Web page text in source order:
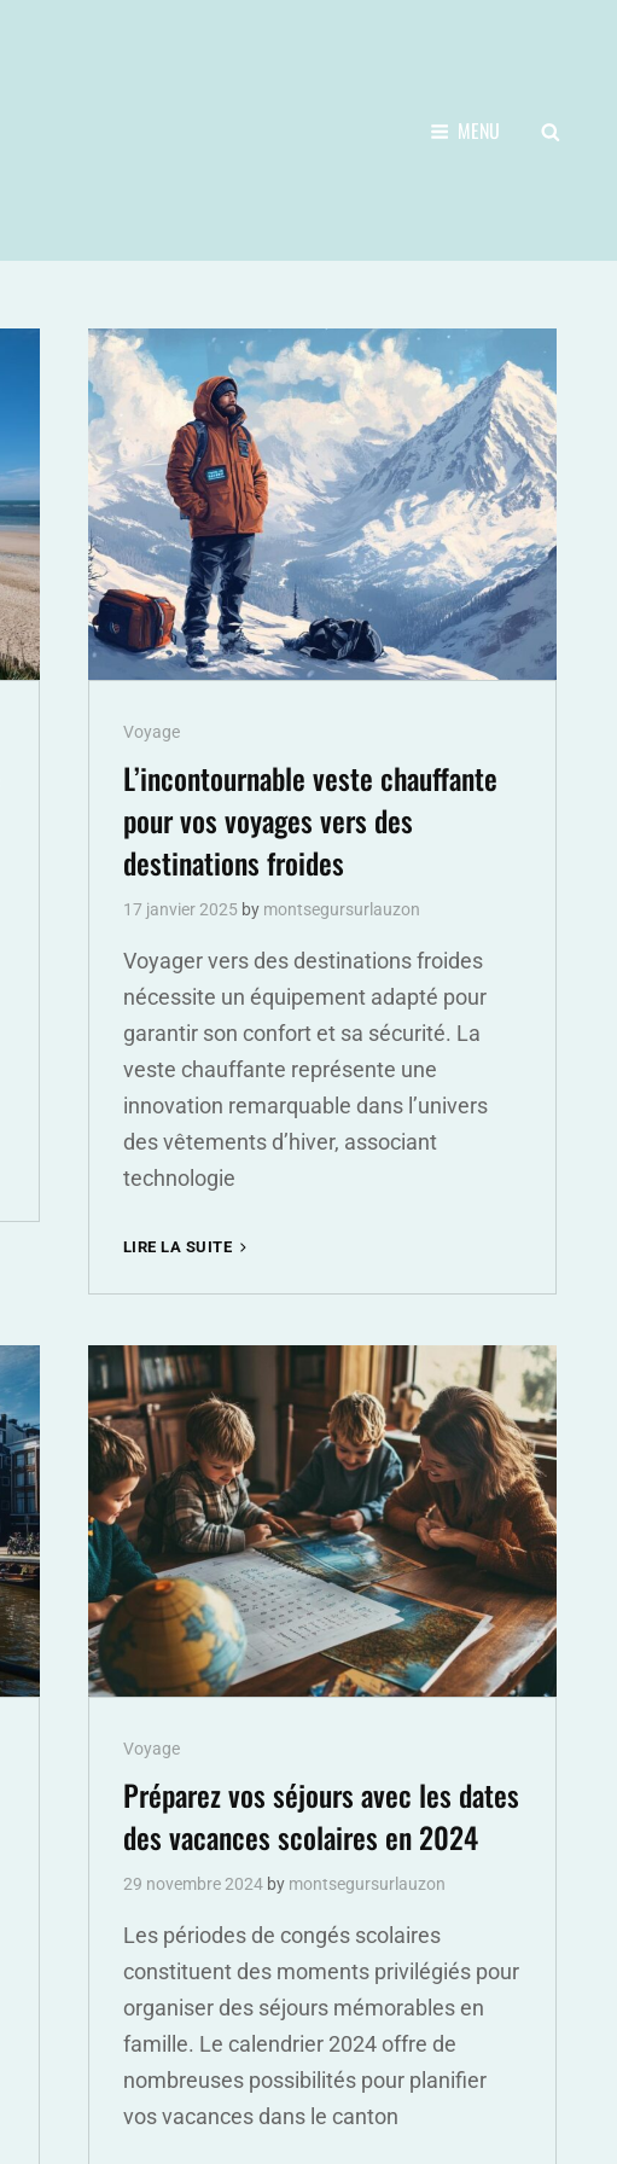
MENU
Cat
Links
Voyage
L’incontournable veste chauffante
pour vos voyages vers des
destinations froides
17 janvier 2025 by montsegursurlauzon
Voyager vers des destinations froides
nécessite un équipement adapté pour
garantir son confort et sa sécurité. La
veste chauffante représente une
innovation remarquable dans l’univers
des vêtements d’hiver, associant
technologie
LIRE LA SUITE
CHAUFFANTE
VOS
VERS
DES
DESTINATIONS
FROIDES
Cat
Links
Voyage
Préparez vos séjours avec les dates
des vacances scolaires en 2024
29 novembre 2024 by montsegursurlauzon
Les périodes de congés scolaires
constituent des moments privilégiés pour
organiser des séjours mémorables en
famille. Le calendrier 2024 offre de
nombreuses possibilités pour planifier
vos vacances dans le canton